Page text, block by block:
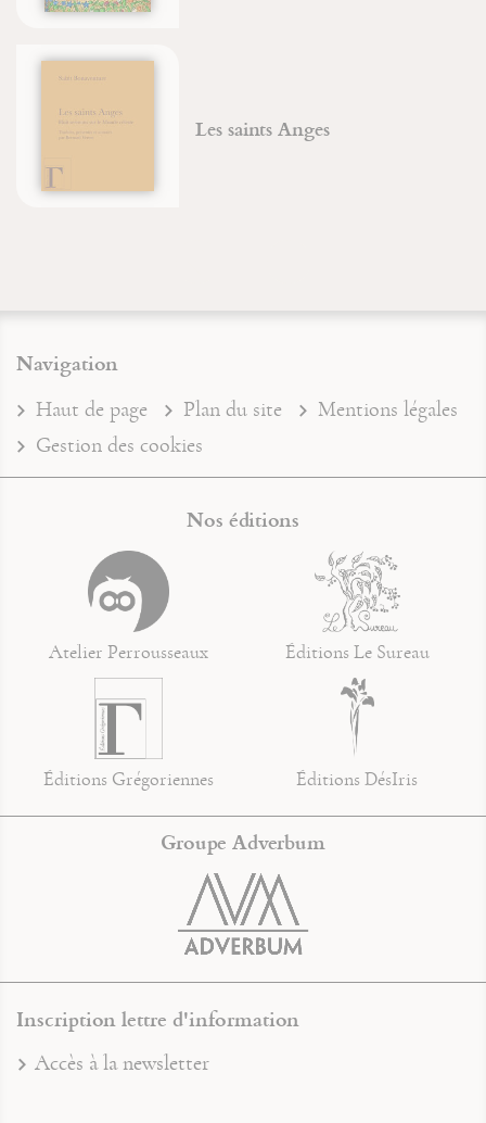
Les saints Anges
Navigation
Haut de page Plan du site
Mentions légales
Gestion des cookies
Nos éditions
Atelier Perrousseaux Éditions Le Sureau
Éditions Grégoriennes Éditions DésIris
Groupe Adverbum
Inscription lettre d'information
Accès à la newsletter